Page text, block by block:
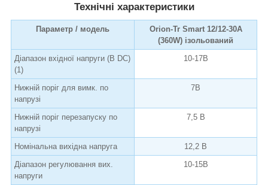
Технічні характеристики
Параметр / модель
Orion-Tr Smart 12/12-30A
(360W) ізольований
Діапазон вхідної напруги (В DC)
(1)
10-17В
Нижній поріг для вимк. по
напрузі
7В
Нижній поріг перезапуску по
напрузі
7,5 В
Номінальна вихідна напруга
12,2 В
Діапазон регулювання вих.
напруги
10-15В